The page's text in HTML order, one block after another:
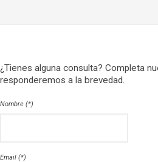
¿Tienes alguna consulta? Completa
responderemos a la brevedad.
Nombre (*)
Email (*)